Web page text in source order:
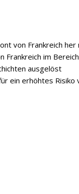
von Frankreich her
im Bereich
ausgelöst
ein erhöhtes Risiko